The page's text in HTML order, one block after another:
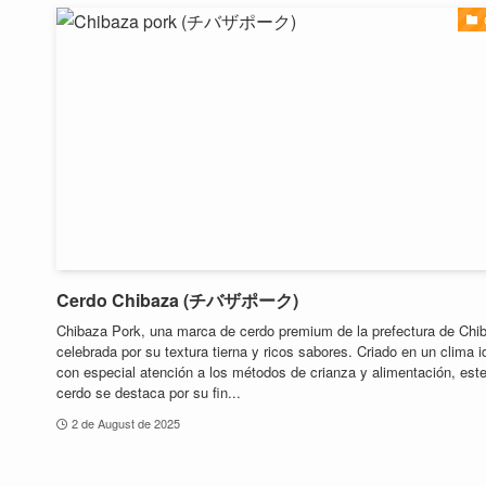
Cerdo Chibaza (チバザポーク)
Chibaza Pork, una marca de cerdo premium de la prefectura de
celebrada por su textura tierna y ricos sabores. Criado en un clima
con especial atención a los métodos de crianza y alimentación, este
cerdo se destaca por su fin...
2 de August de 2025